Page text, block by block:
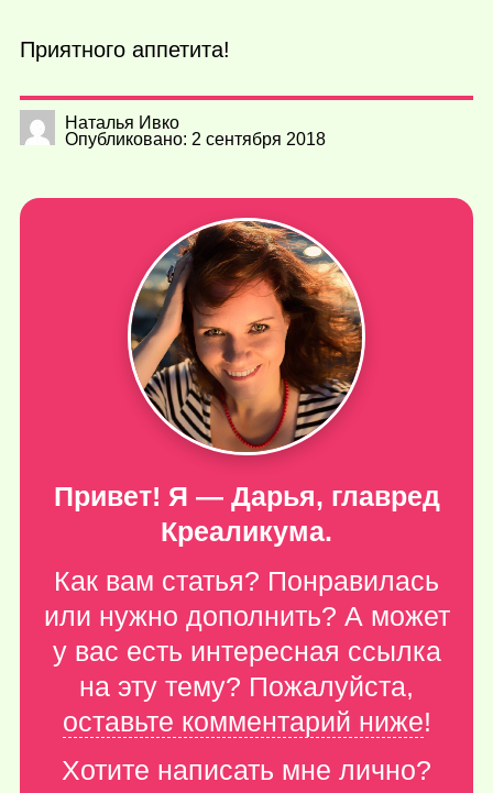
Приятного аппетита!
Наталья Ивко
Опубликовано: 2 сентября 2018
Привет! Я — Дарья, главред
Креаликума.
Как вам статья? Понравилась
или нужно дополнить? А может
у вас есть интересная ссылка
на эту тему? Пожалуйста,
оставьте комментарий ниже!
Хотите написать мне лично?